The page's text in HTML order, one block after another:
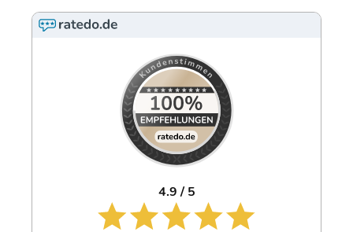
4.9 / 5